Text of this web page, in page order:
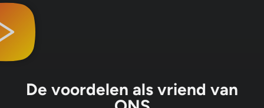
De voordelen als vriend van